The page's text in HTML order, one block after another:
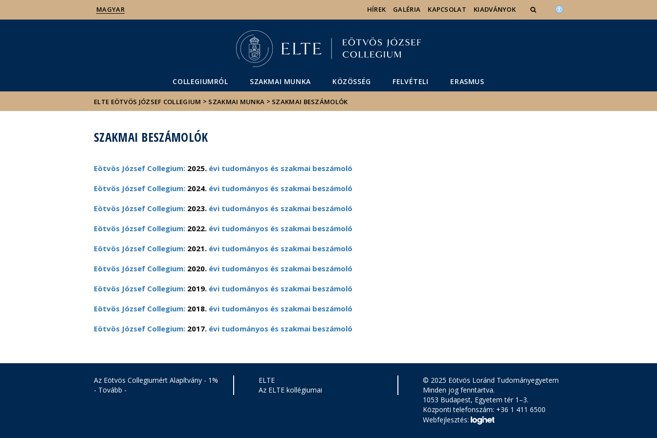
MAGYAR HÍREK GALÉRIA KAPCSOLAT KIADVÁNYOK
COLLEGIUMRÓL SZAKMAI MUNKA KÖZÖSSÉG FELVÉTELI ERASMUS
ELTE EÖTVÖS JÓZSEF COLLEGIUM > SZAKMAI MUNKA > SZAKMAI BESZÁMOLÓK
SZAKMAI BESZÁMOLÓK
Eötvös József Collegium: 2025. évi tudományos és szakmai beszámoló
Eötvös József Collegium: 2024. évi tudományos és szakmai beszámoló
Eötvös József Collegium: 2023. évi tudományos és szakmai beszámoló
Eötvös József Collegium: 2022. évi tudományos és szakmai beszámoló
Eötvös József Collegium: 2021. évi tudományos és szakmai beszámoló
Eötvös József Collegium: 2020. évi tudományos és szakmai beszámoló
Eötvös József Collegium: 2019. évi tudományos és szakmai beszámoló
Eötvös József Collegium: 2018. évi tudományos és szakmai beszámoló
Eötvös József Collegium: 2017. évi tudományos és szakmai beszámoló
Az Eötvös Collegiumért Alapítvány - 1%
- Tovább -
ELTE
Az ELTE kollégiumai
© 2025 Eötvös Loránd Tudományegyetem
Minden jog fenntartva.
1053 Budapest, Egyetem tér 1–3.
Központi telefonszám: +36 1 411 6500
Webfejlesztés: